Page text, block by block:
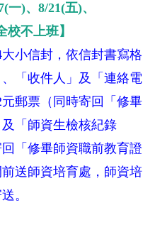
一)、 8/21(五)、
校不上班】
小信封，依信封書寫格
「收件人」及「連絡電
郵票 （同時寄回「修畢
及「師資生檢核紀錄
回「修畢師資職前教育證
前送師資培育處，師資培
。